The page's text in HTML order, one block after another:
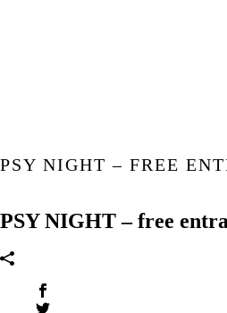
PSY NIGHT – FREE
PSY NIGHT – free